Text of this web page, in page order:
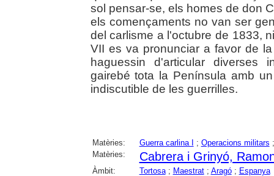
sol pensar-se, els homes de don
els començaments no van ser
del carlisme a l'octubre de 1833,
VII es va pronunciar a favor de
haguessin d'articular diverses
gairebé tota la Península amb
indiscutible de les guerrilles.
Matèries: Guerra carlina I ; Operacions militars
Matèries:
Cabrera i Grinyó,
Àmbit: Tortosa; Maestrat; Aragó; Espanya